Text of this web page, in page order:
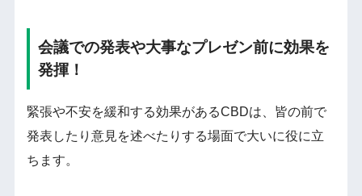
会議での発表や大事なプレゼン前に効果を
発揮！
緊張や不安を緩和する効果があるCBDは、皆の前で
発表したり意見を述べたりする場面で大いに役に立
ちます。